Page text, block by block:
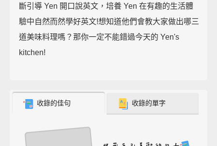
斷引導 Yen 開口說英文，培養 Yen 在有趣的生活體
驗中自然而然學好英文!想知道他們會教大家做出哪三
道美味料理嗎？那你一定不能錯過今天的 Yen's
kitchen!
收錄的佳句 收錄的單字